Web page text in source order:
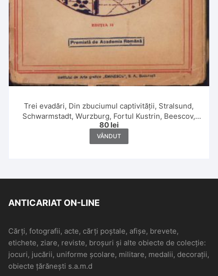
Trei evadări, Din zbuciumul captivității, Stralsund,
Schwarmstadt, Wurzburg, Fortul Kustrin, Beescov,
Berlin, Fortul Gorgast de maior G Caracaș, 1920
80 lei
VÂNDUT
ANTICARIAT ON-LINE
Cărți, fotografii, acte, cărți poștale, afișe, brevete,
etichete, ziare, reviste, broșuri și alte obiecte de colecție:
jocuri, jucării, uniforme școlare, militare, medalii, decorații,
obiecte țărănești s.a.m.d